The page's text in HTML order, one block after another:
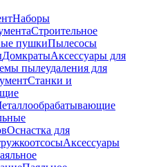
Наборы
Строительное
пушкиПылесосы
ДомкратыАксессуары для
пылеудаления для
Станки и
Оснастка для
Аксессуары